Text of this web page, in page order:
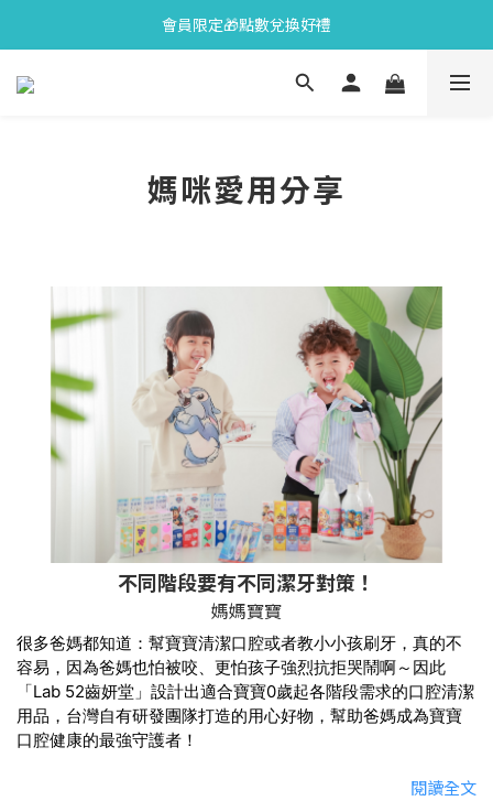
會員限定🎁點數兌換好禮
全新上市🫧變色牙膏加碼送好禮
會員限定🎁點數兌換好禮
媽咪愛用分享
不同階段要有不同潔牙對策！
媽媽寶寶
很多爸媽都知道：幫寶寶清潔口腔或者教小小孩刷牙，真的不
容易，因為爸媽也怕被咬、更怕孩子強烈抗拒哭鬧啊～因此
「Lab 52齒妍堂」設計出適合寶寶0歲起各階段需求的口腔清潔
用品，台灣自有研發團隊打造的用心好物，幫助爸媽成為寶寶
口腔健康的最強守護者！
閱讀全文